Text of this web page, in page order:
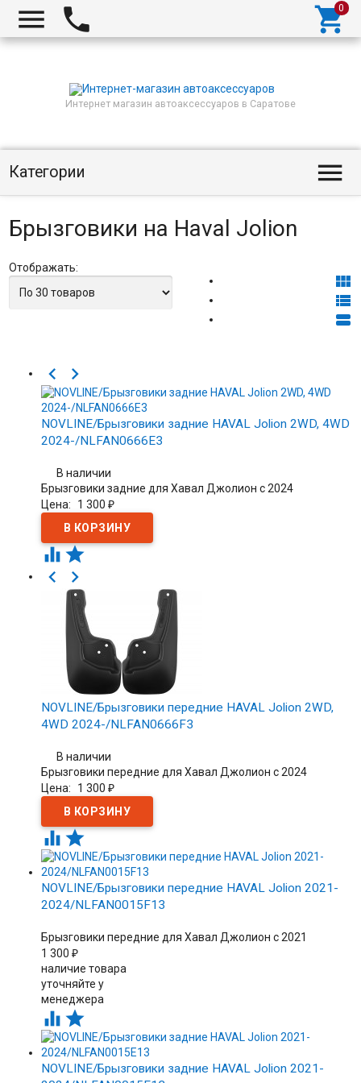
  
Интернет магазин автоаксессуаров в Саратове
Категории 
Брызговики на Haval Jolion
Отображать:



 
NOVLINE/Брызговики задние HAVAL Jolion 2WD, 4WD
2024-/NLFAN0666E3
В наличии
Брызговики задние для Хавал Джолион с 2024
Цена:
1 300 ₽
 


NOVLINE/Брызговики передние HAVAL Jolion 2WD,
4WD 2024-/NLFAN0666F3
В наличии
Брызговики передние для Хавал Джолион с 2024
Цена:
1 300 ₽
 
NOVLINE/Брызговики передние HAVAL Jolion 2021-
2024/NLFAN0015F13
Брызговики передние для Хавал Джолион с 2021
1 300 ₽
наличие товара
уточняйте у
менеджера
 
NOVLINE/Брызговики задние HAVAL Jolion 2021-